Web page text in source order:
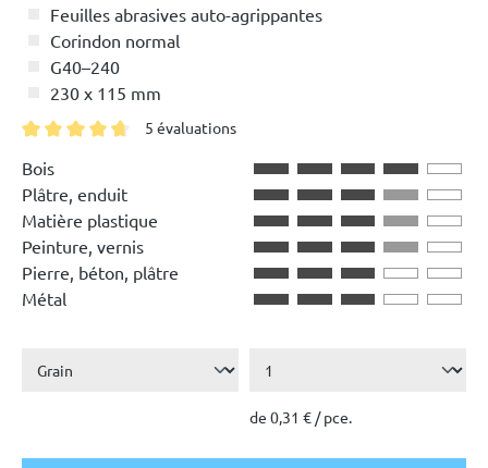
Feuilles abrasives auto-agrippantes
Corindon normal
G40–240
230 x 115 mm
5 évaluations
Bois
Plâtre, enduit
Matière plastique
Peinture, vernis
Pierre, béton, plâtre
Métal
de 0,31 € / pce.